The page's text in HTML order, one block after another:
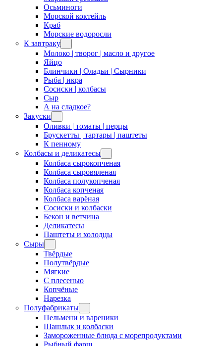
Осьминоги
Морской коктейль
Краб
Морские водоросли
К завтраку
Молоко | творог | масло и другое
Яйцо
Блинчики | Оладьи | Сырники
Рыба | икра
Сосиски | колбасы
Сыр
А на сладкое?
Закуски
Оливки | томаты | перцы
Брускетты | тартары | паштеты
К пенному
Колбасы и деликатесы
Колбаса сырокопченая
Колбаса сыровяленая
Колбаса полукопченая
Колбаса копченая
Колбаса варёная
Сосиски и колбаски
Бекон и ветчина
Деликатесы
Паштеты и холодцы
Сыры
Твёрдые
Полутвёрдые
Мягкие
С плесенью
Копчёные
Нарезка
Полуфабрикаты
Пельмени и вареники
Шашлык и колбаски
Замороженные блюда с морепродуктами
Рыбный фарш